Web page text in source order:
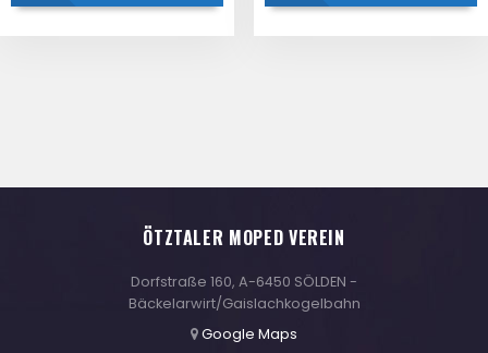
ÖTZTALER MOPED VEREIN
Dorfstraße 160, A-6450 SÖLDEN -
Bäckelarwirt/Gaislachkogelbahn
Google Maps